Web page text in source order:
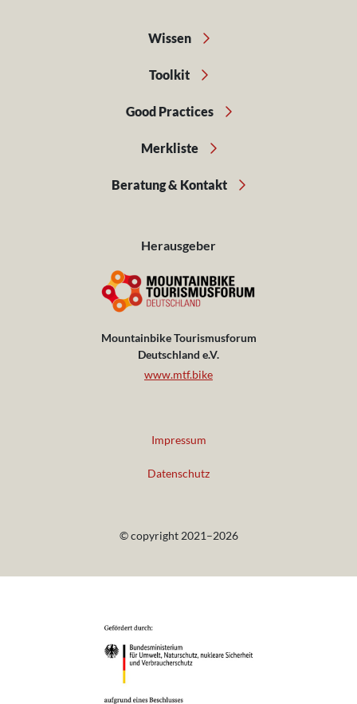
Wissen
Toolkit
Good Practices
Merkliste
Beratung & Kontakt
Herausgeber
Mountainbike Tourismusforum
Deutschland e.V.
www.mtf.bike
Impressum
Datenschutz
© copyright 2021–2026